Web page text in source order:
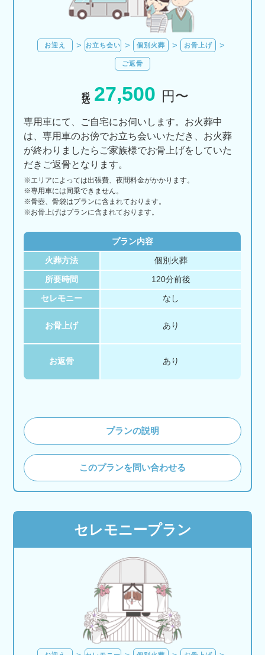
お迎え お立ち会い 個別火葬 お骨上げ
ご返骨
27,500 円〜
専用車にて、ご自宅にお伺いします。お火葬中
は、専用車のお傍でお立ち会いいただき、お火葬
が終わりましたらご家族様でお骨上げをしていた
だきご返骨となります。
※エリアによっては出張費、夜間料金がかかります。
※専用車には同乗できません。
※骨壺、骨袋はプランに含まれております。
※お骨上げはプランに含まれております。
プラン内容
火葬方法 個別火葬
所要時間 120分前後
セレモニー なし
お骨上げ あり
お返骨 あり
プランの説明
このプランを問い合わせる
セレモニープラン